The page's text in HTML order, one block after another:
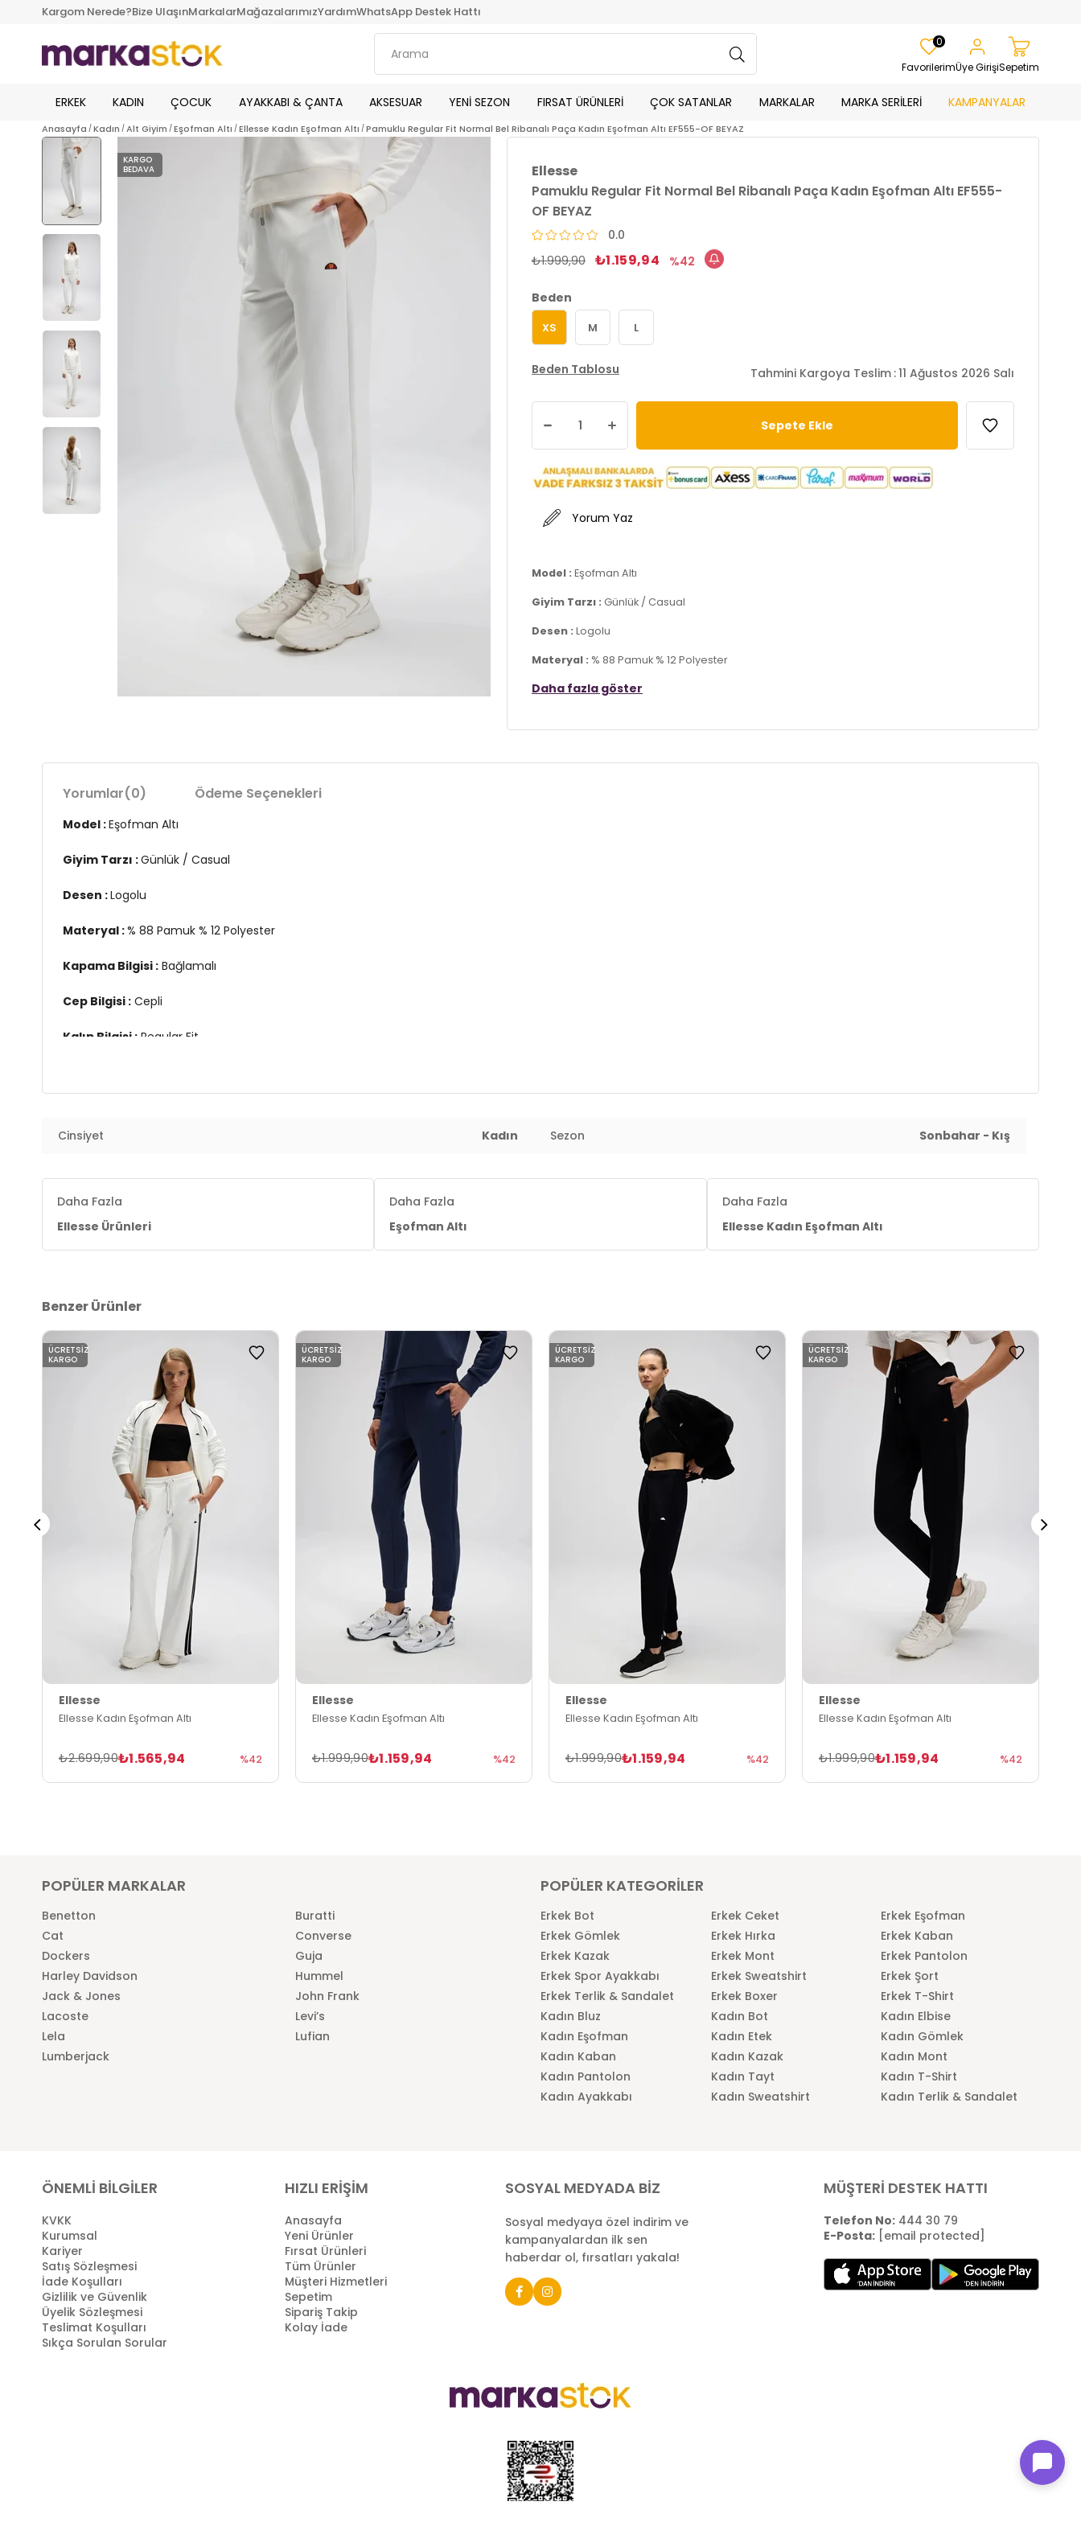
Kargom Nerede?Bize UlaşınMarkalarMağazalarımızYardımWhatsApp Destek Hattı
Favorilerim
0
Üye GirişiSepetim
ERKEK KADIN ÇOCUK AYAKKABI & ÇANTA AKSESUAR YENİ SEZON FIRSAT ÜRÜNLERİ ÇOK SATANLAR MARKALAR MARKA SERİLERİ KAMPANYALAR
Anasayfa Kadın Alt Giyim Eşofman Altı Ellesse Kadın Eşofman Altı Pamuklu Regular Fit Normal Bel Ribanalı Paça Kadın Eşofman Altı EF555-OF BEYAZ
KARGO
BEDAVA
Ellesse
Pamuklu Regular Fit Normal Bel Ribanalı Paça Kadın Eşofman Altı EF555-
OF BEYAZ
0.0
₺1.999,90 ₺1.159,94 42
Beden
XS M L
Beden Tablosu Tahmini Kargoya Teslim :11 Ağustos 2026 Salı
Yorum Yaz
Model : Eşofman Altı
Giyim Tarzı : Günlük / Casual
Desen : Logolu
Materyal : % 88 Pamuk % 12 Polyester
Kapama Bilgisi :Bağlamalı
Daha fazla göster
Yorumlar(0) Ödeme Seçenekleri
Model :Eşofman Altı
Giyim Tarzı :Günlük / Casual
Desen :Logolu
Materyal :% 88 Pamuk % 12 Polyester
Kapama Bilgisi : Bağlamalı
Cep Bilgisi : Cepli
Kalıp Bilgisi : Regular Fit
Menşei :
Cinsiyet Kadın Sezon Sonbahar - Kış
Daha Fazla
Ellesse Ürünleri
Daha Fazla
Eşofman Altı
Daha Fazla
Ellesse Kadın Eşofman Altı
Benzer Ürünler
Ellesse
Ellesse Kadın Eşofman Altı
₺1.565,94
₺2.699,90 %42
ÜCRETSIZ
KARGO
Ellesse
Ellesse Kadın Eşofman Altı
₺1.159,94
₺1.999,90 %42
ÜCRETSIZ
KARGO
Ellesse
Ellesse Kadın Eşofman Altı
₺1.159,94
₺1.999,90 %42
ÜCRETSIZ
KARGO
Ellesse
Ellesse Kadın Eşofman Altı
₺1.159,94
₺1.999,90 %42
ÜCRETSIZ
KARGO
POPÜLER MARKALAR
Benetton
Buratti
Cat
Converse
Dockers
Guja
Harley Davidson
Hummel
Jack & Jones
John Frank
Lacoste
Levi’s
Lela
Lufian
Lumberjack
POPÜLER KATEGORİLER
Erkek Bot Erkek Ceket
Erkek Eşofman
Erkek Gömlek
Erkek Hırka
Erkek Kaban
Erkek Kazak
Erkek Mont
Erkek Pantolon
Erkek Spor Ayakkabı
Erkek Sweatshirt
Erkek Şort
Erkek Terlik & Sandalet
Erkek Boxer
Erkek T-Shirt
Kadın Bluz
Kadın Bot
Kadın Elbise
Kadın Eşofman
Kadın Etek
Kadın Gömlek
Kadın Kaban
Kadın Kazak
Kadın Mont
Kadın Pantolon
Kadın Tayt
Kadın T-Shirt
Kadın Ayakkabı
Kadın Sweatshirt Kadın Terlik & Sandalet
ÖNEMLİ BİLGİLER
KVKK
Kurumsal
Kariyer
Satış Sözleşmesi
İade Koşulları
Gizlilik ve Güvenlik
Üyelik Sözleşmesi
Teslimat Koşulları
Sıkça Sorulan Sorular
HIZLI ERİŞİM
Anasayfa
Yeni Ürünler
Fırsat Ürünleri
Tüm Ürünler
Müşteri Hizmetleri
Sepetim
Sipariş Takip
Kolay İade
SOSYAL MEDYADA BİZ
Sosyal medyaya özel indirim ve
kampanyalardan ilk sen
haberdar ol, fırsatları yakala!
MÜŞTERİ DESTEK HATTI
Telefon No:444 30 79
E-Posta: [email protected]